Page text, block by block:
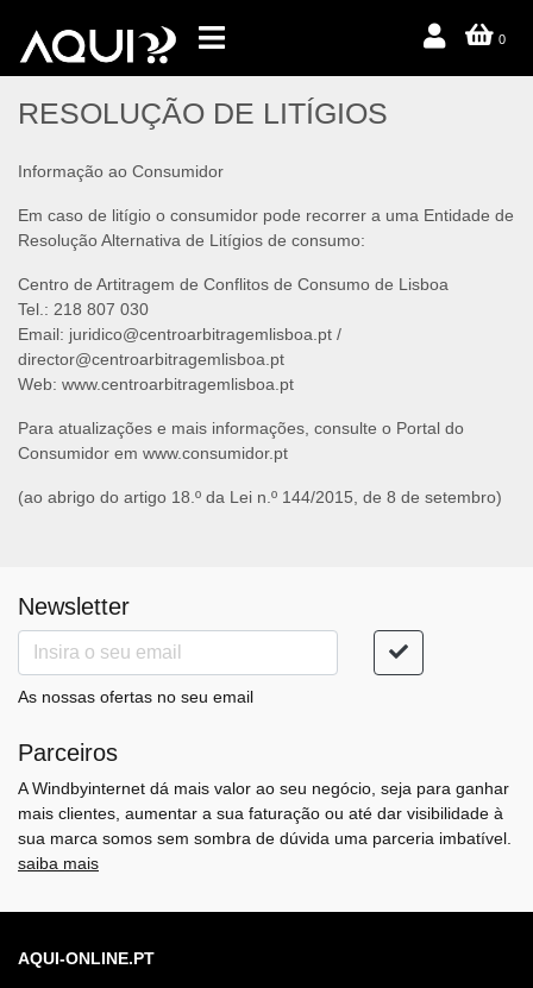
0
RESOLUÇÃO DE LITÍGIOS
Informação ao Consumidor
Em caso de litígio o consumidor pode recorrer a uma Entidade de
Resolução Alternativa de Litígios de consumo:
Centro de Artitragem de Conflitos de Consumo de Lisboa
Tel.: 218 807 030
Email: juridico@centroarbitragemlisboa.pt /
director@centroarbitragemlisboa.pt
Web: www.centroarbitragemlisboa.pt
Para atualizações e mais informações, consulte o Portal do
Consumidor em www.consumidor.pt
(ao abrigo do artigo 18.º da Lei n.º 144/2015, de 8 de setembro)
Newsletter
As nossas ofertas no seu email
Parceiros
A Windbyinternet dá mais valor ao seu negócio, seja para ganhar
mais clientes, aumentar a sua faturação ou até dar visibilidade à
sua marca somos sem sombra de dúvida uma parceria imbatível.
saiba mais
AQUI-ONLINE.PT